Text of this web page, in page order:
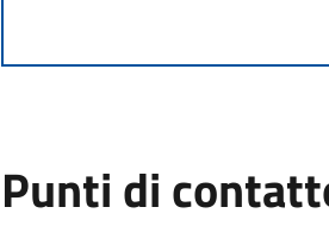
Punti di